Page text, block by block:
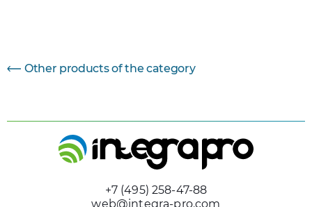
Other products of the category
+7 (495) 258-47-88
web@integra-pro.com